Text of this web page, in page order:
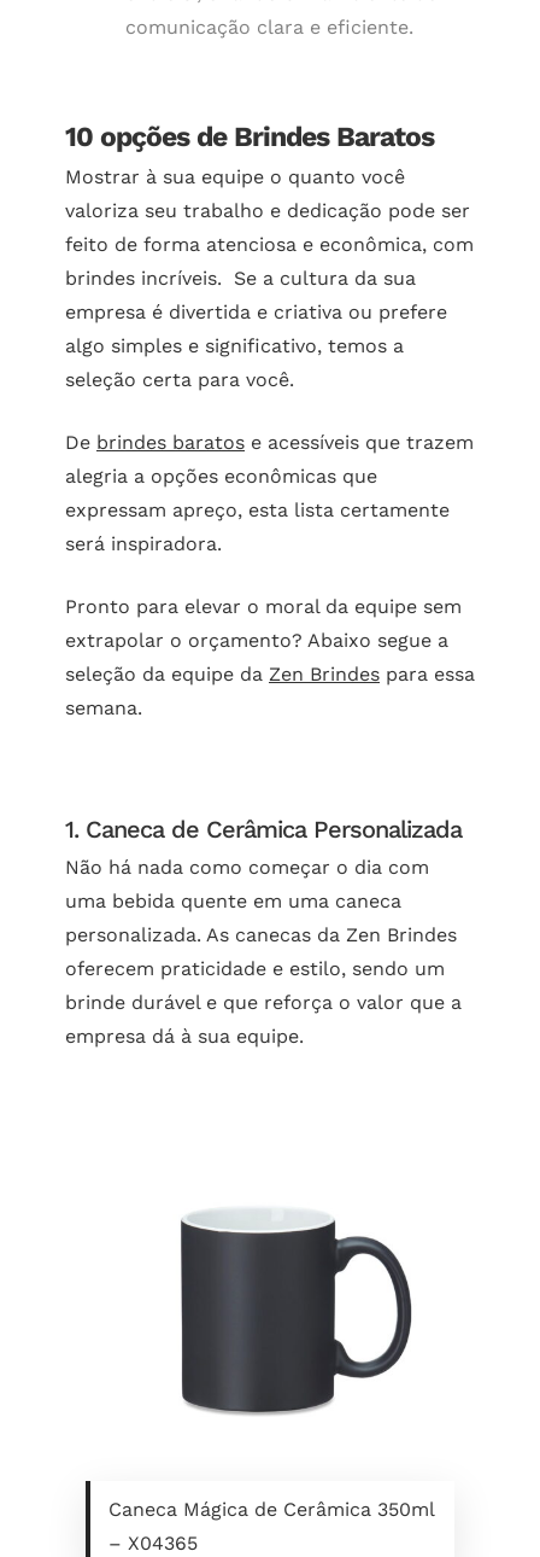
comunicação clara e eficiente.
10 opções de Brindes Baratos
Mostrar à sua equipe o quanto você
valoriza seu trabalho e dedicação pode ser
feito de forma atenciosa e econômica, com
brindes incríveis. Se a cultura da sua
empresa é divertida e criativa ou prefere
algo simples e significativo, temos a
seleção certa para você.
De brindes baratos e acessíveis que trazem
alegria a opções econômicas que
expressam apreço, esta lista certamente
será inspiradora.
Pronto para elevar o moral da equipe sem
extrapolar o orçamento? Abaixo segue a
seleção da equipe da Zen Brindes para essa
semana.
1. Caneca de Cerâmica Personalizada
Não há nada como começar o dia com
uma bebida quente em uma caneca
personalizada. As canecas da Zen Brindes
oferecem praticidade e estilo, sendo um
brinde durável e que reforça o valor que a
empresa dá à sua equipe.
Caneca Mágica de Cerâmica 350ml
– X04365